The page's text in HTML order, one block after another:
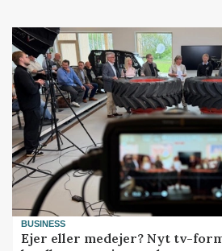
BUSINESS
Ejer eller medejer? Nyt tv-